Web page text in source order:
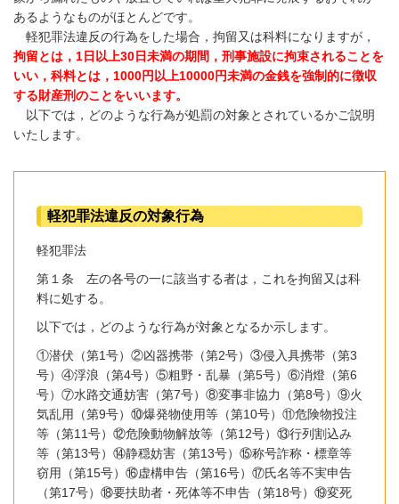
あるようなものがほとんどです。
軽犯罪法違反の行為をした場合，拘留又は科料になりますが，
拘留とは，1日以上30日未満の期間，刑事施設に拘束されることを
いい，科料とは，1000円以上10000円未満の金銭を強制的に徴収
する財産刑のことをいいます。
以下では，どのような行為が処罰の対象とされているかご説明
いたします。
軽犯罪法違反の対象行為
軽犯罪法
第１条 左の各号の一に該当する者は，これを拘留又は科
料に処する。
以下では，どのような行為が対象となるか示します。
①潜伏（第1号）②凶器携帯（第2号）③侵入具携帯（第3
号）④浮浪（第4号）⑤粗野・乱暴（第5号）⑥消燈（第6
号）⑦水路交通妨害（第7号）⑧変事非協力（第8号）⑨火
気乱用（第9号）⑩爆発物使用等（第10号）⑪危険物投注
等（第11号）⑫危険動物解放等（第12号）⑬行列割込み
等（第13号）⑭静穏妨害（第13号）⑮称号詐称・標章等
窃用（第15号）⑯虚構申告（第16号）⑰氏名等不実申告
（第17号）⑱要扶助者・死体等不申告（第18号）⑲変死